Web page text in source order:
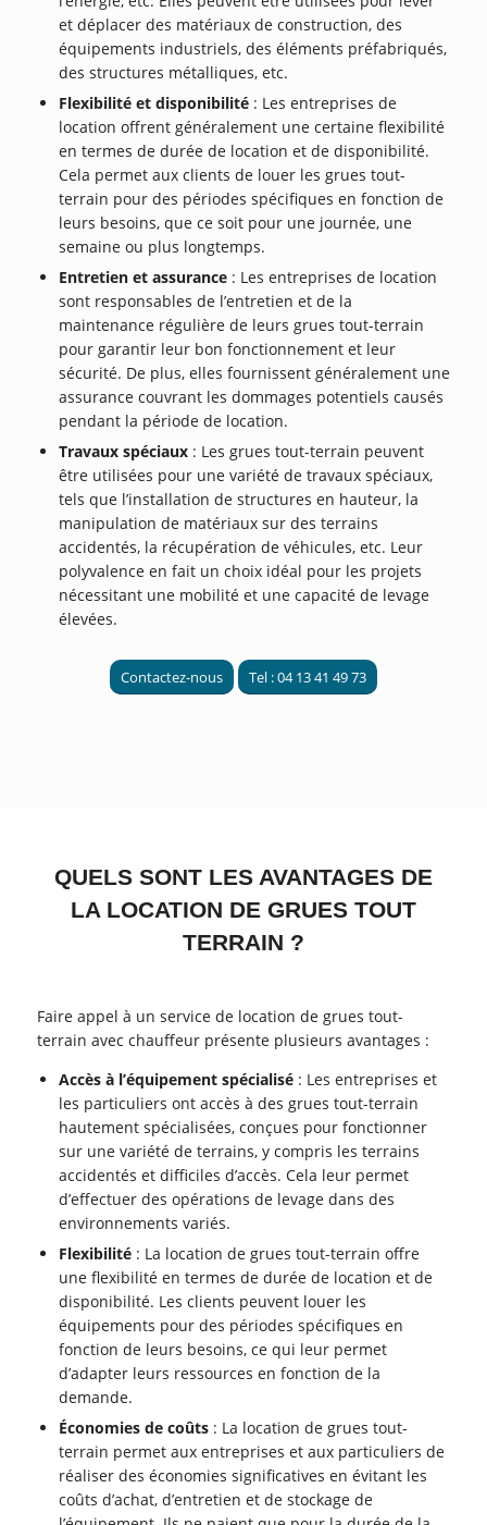
et déplacer des matériaux de construction, des
équipements industriels, des éléments préfabriqués,
des structures métalliques, etc.
Flexibilité et disponibilité : Les entreprises de
location offrent généralement une certaine flexibilité
en termes de durée de location et de disponibilité.
Cela permet aux clients de louer les grues tout-
terrain pour des périodes spécifiques en fonction de
leurs besoins, que ce soit pour une journée, une
semaine ou plus longtemps.
Entretien et assurance : Les entreprises de location
sont responsables de l’entretien et de la
maintenance régulière de leurs grues tout-terrain
pour garantir leur bon fonctionnement et leur
sécurité. De plus, elles fournissent généralement une
assurance couvrant les dommages potentiels causés
pendant la période de location.
Travaux spéciaux : Les grues tout-terrain peuvent
être utilisées pour une variété de travaux spéciaux,
tels que l’installation de structures en hauteur, la
manipulation de matériaux sur des terrains
accidentés, la récupération de véhicules, etc. Leur
polyvalence en fait un choix idéal pour les projets
nécessitant une mobilité et une capacité de levage
élevées.
Contactez-nous Tel : 04 13 41 49 73
QUELS SONT LES AVANTAGES DE
LA LOCATION DE GRUES TOUT
TERRAIN ?
Faire appel à un service de location de grues tout-
terrain avec chauffeur présente plusieurs avantages :
Accès à l’équipement spécialisé : Les entreprises et
les particuliers ont accès à des grues tout-terrain
hautement spécialisées, conçues pour fonctionner
sur une variété de terrains, y compris les terrains
accidentés et difficiles d’accès. Cela leur permet
d’effectuer des opérations de levage dans des
environnements variés.
Flexibilité : La location de grues tout-terrain offre
une flexibilité en termes de durée de location et de
disponibilité. Les clients peuvent louer les
équipements pour des périodes spécifiques en
fonction de leurs besoins, ce qui leur permet
d’adapter leurs ressources en fonction de la
demande.
Économies de coûts : La location de grues tout-
terrain permet aux entreprises et aux particuliers de
réaliser des économies significatives en évitant les
coûts d’achat, d’entretien et de stockage de